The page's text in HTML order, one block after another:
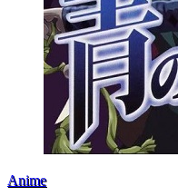
Anime